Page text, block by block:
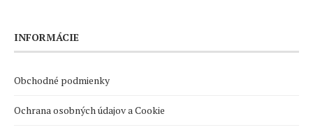
INFORMÁCIE
Obchodné podmienky
Ochrana osobných údajov a Cookie